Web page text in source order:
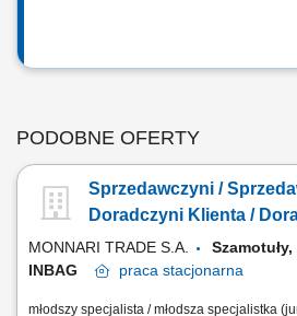
PODOBNE OFERTY
Sprzedawczyni /
Doradczyni Klienta /
MONNARI TRADE S.A.
INBAG
praca stacjonarna
młodszy specjalista / młodsza specjalistka